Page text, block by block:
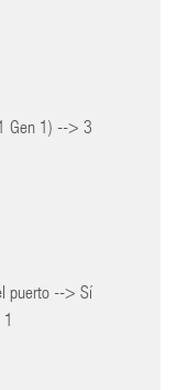
Gen 1) --> 3
puerto --> Sí